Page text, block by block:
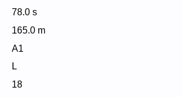
78.0 s
165.0 m
A1
L
18